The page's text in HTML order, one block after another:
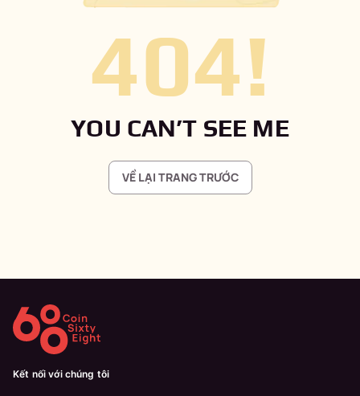
404!
YOU CAN’T SEE ME
VỀ LẠI TRANG TRƯỚC
Kết nối với chúng tôi